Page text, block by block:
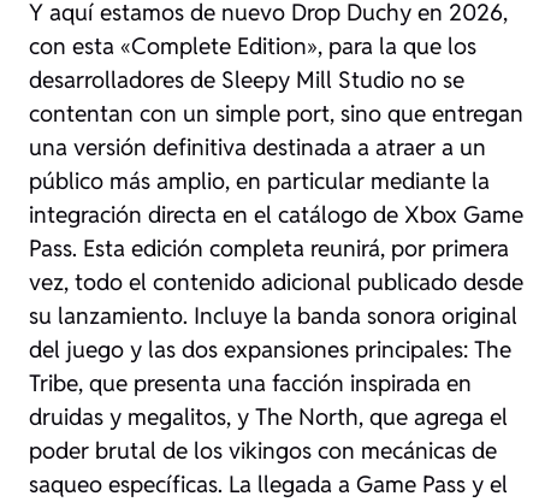
Y aquí estamos de nuevo Drop Duchy en 2026,
con esta «Complete Edition», para la que los
desarrolladores de Sleepy Mill Studio no se
contentan con un simple port, sino que entregan
una versión definitiva destinada a atraer a un
público más amplio, en particular mediante la
integración directa en el catálogo de Xbox Game
Pass. Esta edición completa reunirá, por primera
vez, todo el contenido adicional publicado desde
su lanzamiento. Incluye la banda sonora original
del juego y las dos expansiones principales: The
Tribe, que presenta una facción inspirada en
druidas y megalitos, y The North, que agrega el
poder brutal de los vikingos con mecánicas de
saqueo específicas. La llegada a Game Pass y el